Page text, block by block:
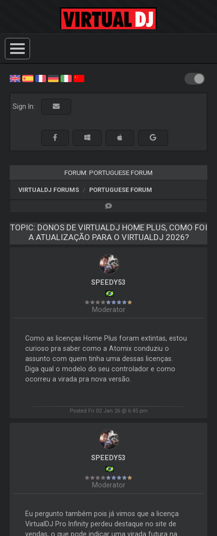
Sign In:
FORUM: PORTUGUESE FORUM
VIRTUALDJ FORUMS PORTUGUESE FORUM
TOPIC: DONOS DE VIRTUALDJ HOME PLUS, COMO FOI
A ATUALIZAÇÃO PARA O VIRTUALDJ 2026?
SPEEDY53
Moderator
Como as licenças Home Plus foram extintas, estou
curioso pra saber como a Atomix conduziu o
assunto com quem tinha uma dessas licenças.
Diga qual o modelo do seu controlador e como
ocorreu a virada pra nova versão.
Posted Fri 02 Jan 26 @ 6:45 pm
SPEEDY53
Moderator
Eu pergunto também pois já vimos que a licença
VirtualDJ Pro Infinity perdeu destaque no site de
vendas, o que pode indicar uma virada futura na